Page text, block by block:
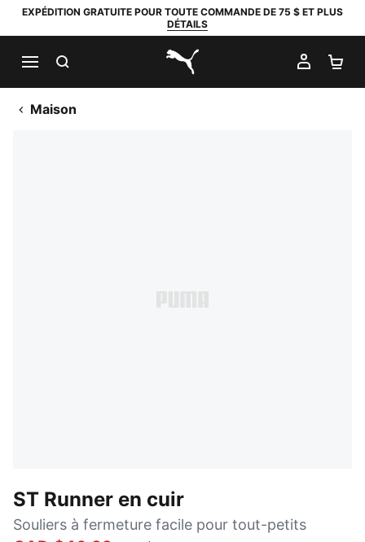
EXPÉDITION GRATUITE POUR TOUTE COMMANDE DE 75 $ ET PLUS
DÉTAILS
PUMA.com
MON
Maison
ST Runner en cuir
Souliers à fermeture facile pour tout-petits